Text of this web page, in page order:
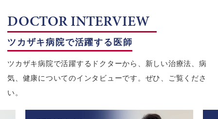
DOCTOR INTERVIEW
ツカザキ病院で活躍する医師
ツカザキ病院で活躍するドクターから、新しい治療法、病
気、健康についてのインタビューです。ぜひ、ご覧くださ
い。